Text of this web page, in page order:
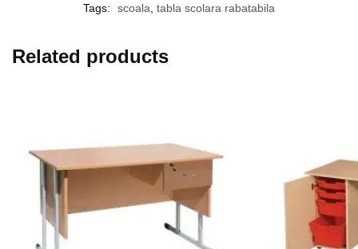
Tags:
scoala tabla scolara rabatabila
Related products